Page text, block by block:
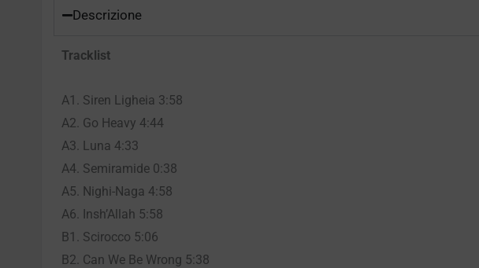
Descrizione
Tracklist
A1. Siren Ligheia 3:58
A2. Go Heavy 4:44
A3. Luna 4:33
A4. Semiramide 0:38
A5. Nighi-Naga 4:58
A6. Insh’Allah 5:58
B1. Scirocco 5:06
B2. Can We Be Wrong 5:38